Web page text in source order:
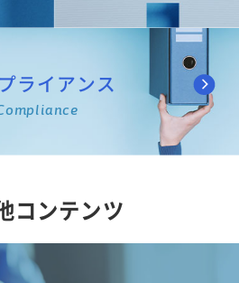
ライアンス
コンテンツ